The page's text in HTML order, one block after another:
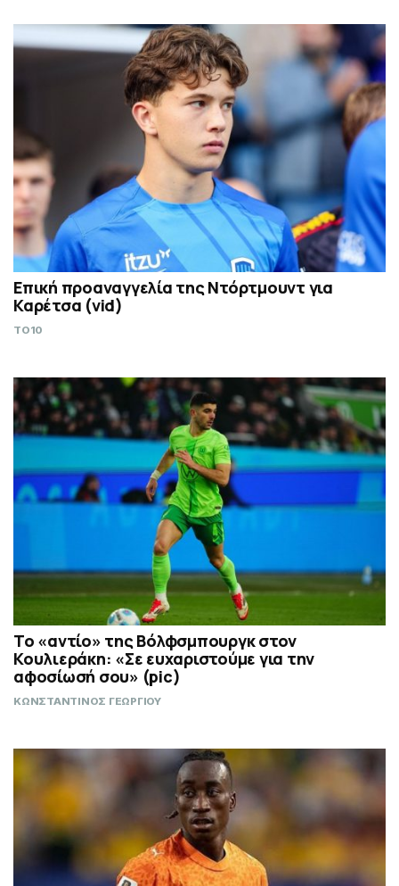
Επική προαναγγελία της Ντόρτμουντ για
Καρέτσα (vid)
TO10
Το «αντίο» της Βόλφσμπουργκ στον
Κουλιεράκη: «Σε ευχαριστούμε για την
αφοσίωσή σου» (pic)
ΚΩΝΣΤΑΝΤΙΝΟΣ ΓΕΩΡΓΙΟΥ